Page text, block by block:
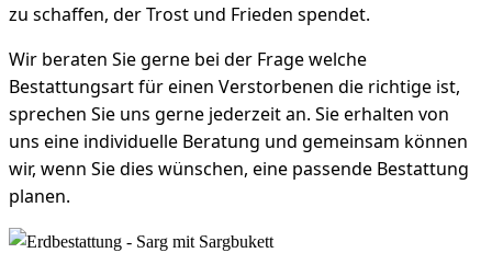
zu schaffen, der Trost und Frieden spendet.
Wir beraten Sie gerne bei der Frage welche
Bestattungsart für einen Verstorbenen die richtige ist,
sprechen Sie uns gerne jederzeit an. Sie erhalten von
uns eine individuelle Beratung und gemeinsam können
wir, wenn Sie dies wünschen, eine passende Bestattung
planen.